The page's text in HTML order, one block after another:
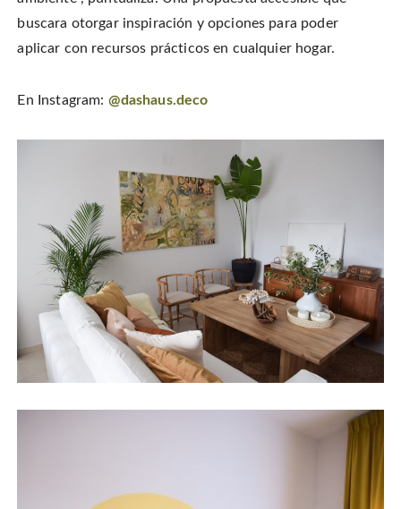
buscara otorgar inspiración y opciones para poder
aplicar con recursos prácticos en cualquier hogar.
En Instagram: @dashaus.deco